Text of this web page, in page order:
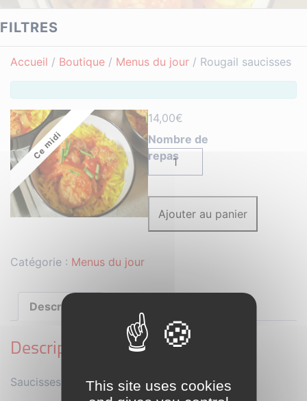
FILTRES
Accueil / Boutique / Menus du jour / Rougail saucisses
Ce midi
14,00€
quantité
de
Ajouter au panier
Catégorie : Menus du jour
Description
Description
Saucisses de porc fumées, oignon, tomates, riz
This site uses cookies